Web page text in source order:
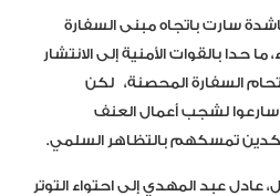
سارت باتجاه مبنى السفارة
حدا بالقوات الأمنية إلى الانتشار
السفارة المحصنة، لكن
سارعوا لشجب أعمال العنف
تمسكهم بالتظاهر السلمي.
عادل عبد المهدي إلى احتواء التوتر